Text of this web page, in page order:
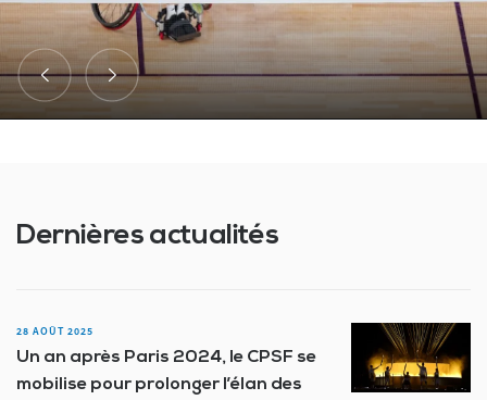
Dernières actualités
28 AOÛT 2025
Un an après Paris 2024, le CPSF se
mobilise pour prolonger l’élan des